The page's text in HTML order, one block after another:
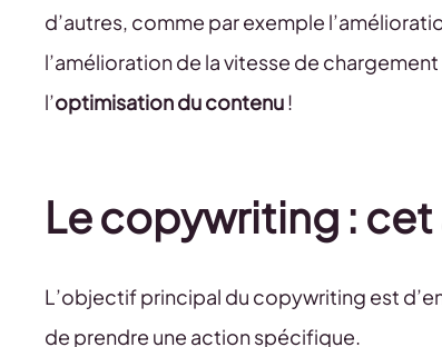
d’autres, comme par exemple
l’amélioration de la vitesse de
l’optimisation du contenu!
Le copywriting : cet
L’objectif principal du copywriting est
de prendre une action spécifique.